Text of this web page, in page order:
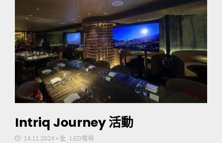
Intriq Journey 活動
14.11.2024 • LED電視